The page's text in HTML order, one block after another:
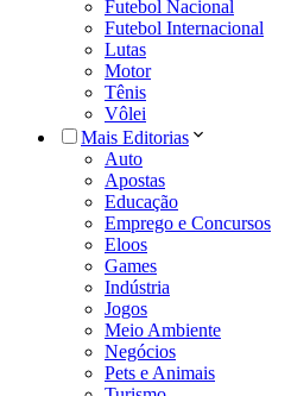
Futebol Nacional
Futebol Internacional
Lutas
Motor
Tênis
Vôlei
Mais Editorias
Auto
Apostas
Educação
Emprego e Concursos
Eloos
Games
Indústria
Jogos
Meio Ambiente
Negócios
Pets e Animais